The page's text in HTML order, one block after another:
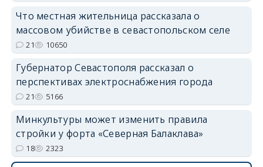
Что местная жительница рассказала о
массовом убийстве в севастопольском селе
21 10650
Губернатор Севастополя рассказал о
перспективах электроснабжения города
21 5166
Минкультуры может изменить правила
стройки у форта «Северная Балаклава»
18 2323